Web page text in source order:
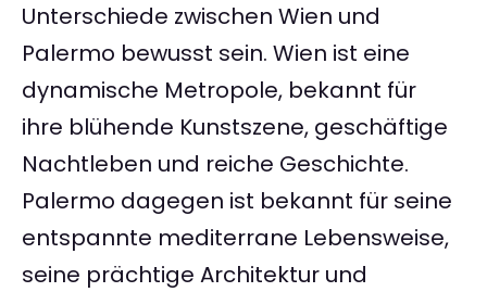
Unterschiede zwischen Wien und
Palermo bewusst sein. Wien ist eine
dynamische Metropole, bekannt für
ihre blühende Kunstszene, geschäftige
Nachtleben und reiche Geschichte.
Palermo dagegen ist bekannt für seine
entspannte mediterrane Lebensweise,
seine prächtige Architektur und